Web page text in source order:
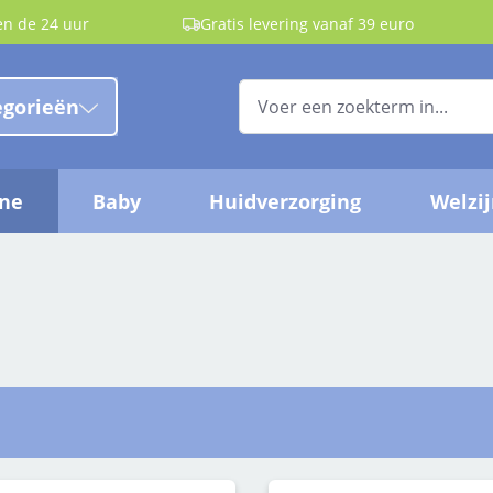
de 24 uur Gratis levering vanaf 39 euro
Baby Huidverzorging